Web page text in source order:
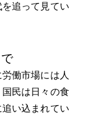
追って見てい
働市場には人
民は日々の食
い込まれてい